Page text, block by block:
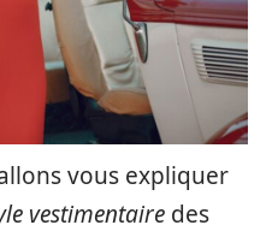
vous expliquer
vestimentaire des